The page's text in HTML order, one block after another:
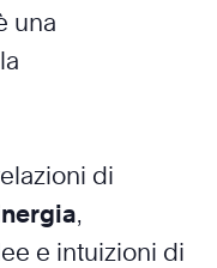
una
di
,
e intuizioni di